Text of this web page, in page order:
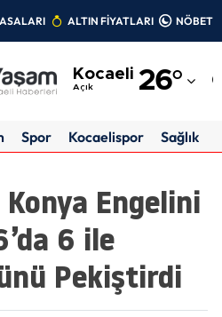
ALTIN FİYATLARI
Kocaeli
Açık 26°
Adıyaman
Amasya
Ankara
Antalya
Artvin
Spor Kocaelispor Sağlık
Engelini
6 ile
Pekiştirdi